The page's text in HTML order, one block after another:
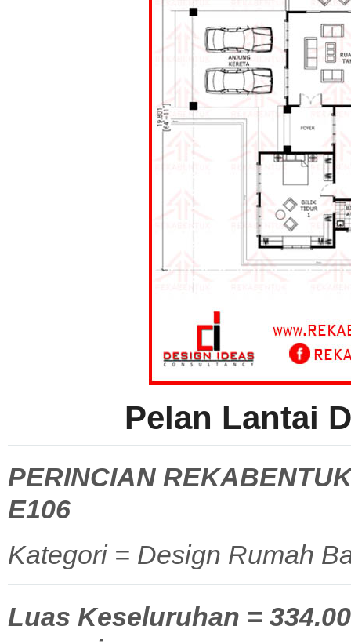
Pelan Lantai
PERINCIAN
E106
Kategori = Design Rumah
Luas Keseluruhan =